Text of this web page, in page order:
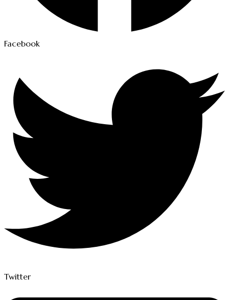
Facebook
Twitter